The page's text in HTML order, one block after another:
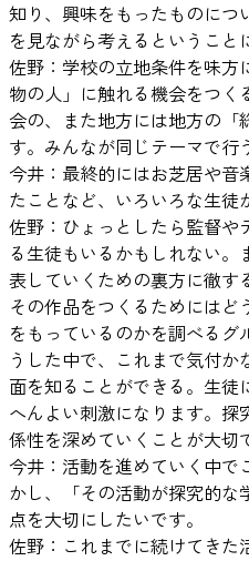
知り、興味をもったものにつ
を見ながら考えるということ
佐野：学校の立地条件を味方
物の人」に触れる機会をつ
会の、また地方には地方の「
す。みんなが同じテーマで行
今井：最終的にはお芝居や音
たことなど、いろいろな生徒
佐野：ひょっとしたら監督や
る生徒もいるかもしれない
表していくための裏方に徹す
その作品をつくるためには
をもっているのかを調べる
うした中で、これまで気付
面を知ることができる。生徒
へんよい刺激になります。
係性を深めていくことが大切
今井：活動を進めていく中で
かし、「その活動が探究的
点を大切にしたいです。
佐野：これまでに続けてきた